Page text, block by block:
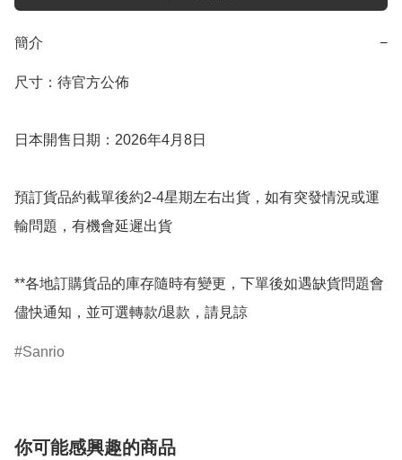
簡介 −
尺寸：待官方公佈
日本開售日期：2026年4月8日
預訂貨品約截單後約2-4星期左右出貨，如有突發情況或運
輸問題，有機會延遲出貨
**各地訂購貨品的庫存隨時有變更，下單後如遇缺貨問題會
儘快通知，並可選轉款/退款，請見諒
Sanrio
你可能感興趣的商品